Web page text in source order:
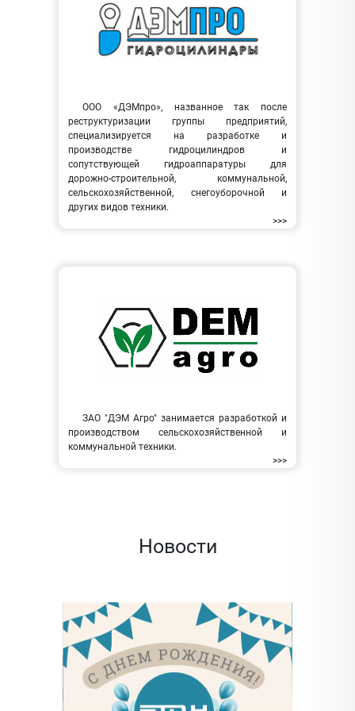
ООО «ДЭМпро», названное так после
реструктуризации группы предприятий,
специализируется на разработке и
производстве гидроцилиндров и
сопутствующей гидроаппаратуры для
дорожно-строительной, коммунальной,
сельскохозяйственной, снегоуборочной и
других видов техники.
>>>
ЗАО "ДЭМ Агро" занимается разработкой и
производством сельскохозяйственной и
коммунальной техники.
>>>
Новости